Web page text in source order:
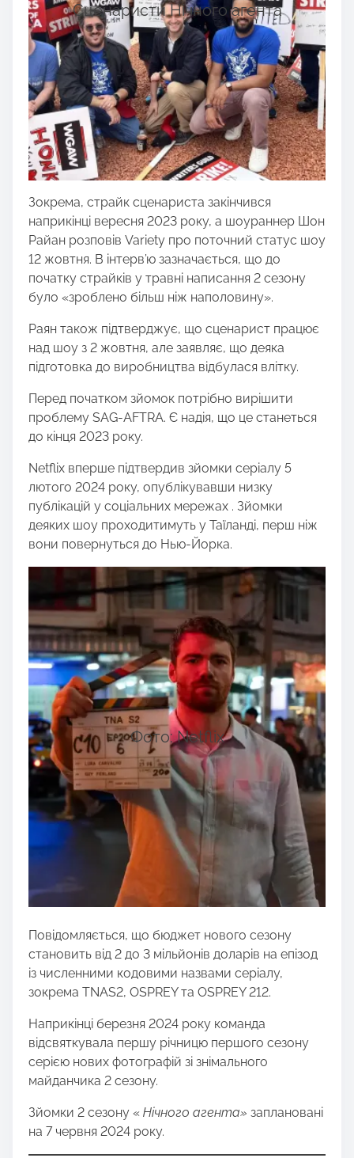
Сценаристи Нічного агента
Зокрема, страйк сценариста закінчився
наприкінці вересня 2023 року, а шоураннер Шон
Райан розповів Variety про поточний статус шоу
12 жовтня. В інтерв’ю зазначається, що до
початку страйків у травні написання 2 сезону
було «зроблено більш ніж наполовину».
Раян також підтверджує, що сценарист працює
над шоу з 2 жовтня, але заявляє, що деяка
підготовка до виробництва відбулася влітку.
Перед початком зйомок потрібно вирішити
проблему SAG-AFTRA. Є надія, що це станеться
до кінця 2023 року.
Netflix вперше підтвердив зйомки серіалу 5
лютого 2024 року, опублікувавши низку
публікацій у соціальних мережах . Зйомки
деяких шоу проходитимуть у Таїланді, перш ніж
вони повернуться до Нью-Йорка.
Фото: Netflix
Повідомляється, що бюджет нового сезону
становить від 2 до 3 мільйонів доларів на епізод
із численними кодовими назвами серіалу,
зокрема TNAS2, OSPREY та OSPREY 212.
Наприкінці березня 2024 року команда
відсвяткувала першу річницю першого сезону
серією нових фотографій зі знімального
майданчика 2 сезону.
Зйомки 2 сезону « Нічного агента» заплановані
на 7 червня 2024 року.